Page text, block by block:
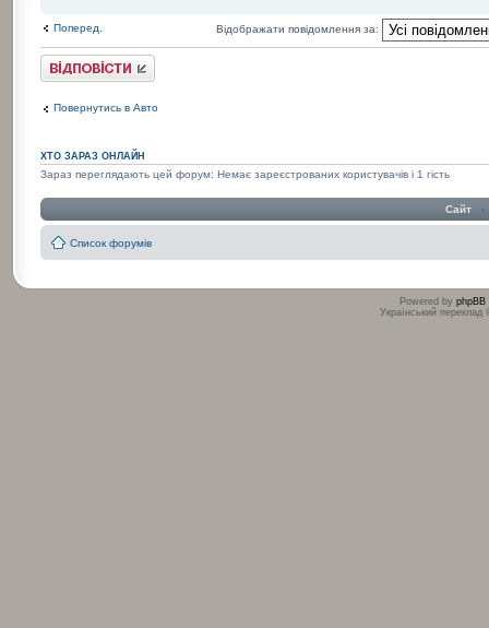
Поперед. Відображати повідомлення за:
Відповісти
Повернутись в Авто
ХТО ЗАРАЗ ОНЛАЙН
Зараз переглядають цей форум: Немає зареєстрованих користувачів і 1 гість
Сайт ‹
Список форумів
Powered by phpBB
Український